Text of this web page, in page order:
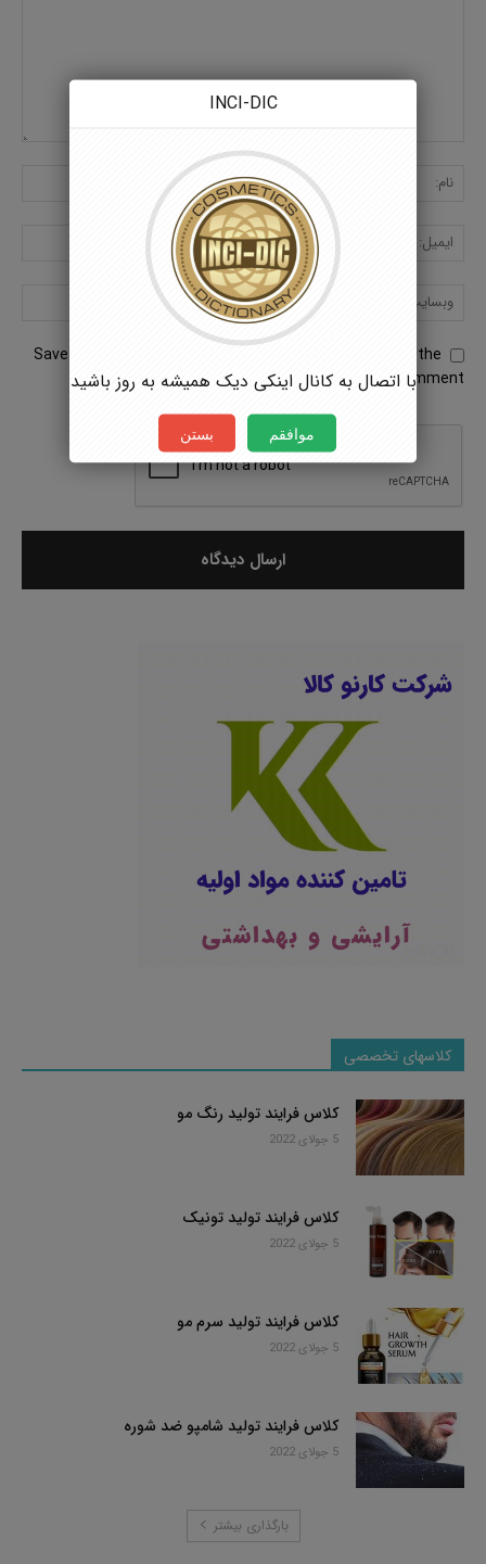
Save my name, email, and website in this browser for the
next time I comment.
کلاسهای تخصصی
کلاس فرایند تولید رنگ مو
5 جولای 2022
کلاس فرایند تولید تونیک
5 جولای 2022
کلاس فرایند تولید سرم مو
5 جولای 2022
کلاس فرایند تولید شامپو ضد شوره
5 جولای 2022
بارگذاری بیشتر
INCI-DIC
با اتصال به کانال اینکی دیک همیشه به روز باشید
موافقم بستن